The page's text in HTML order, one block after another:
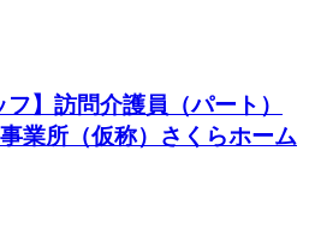
フ】訪問介護員（パート）
業所（仮称）さくらホーム